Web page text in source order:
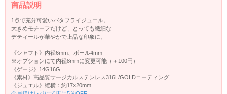
商品説明
1点で充分可愛いバタフライジュエル。
大きめモチーフだけど、とっても繊細な
デティールが華やかで上品な印象に。
《シャフト》内径6mm、ボール4mm
※オプションにて内径8mmに変更可能（＋100円）
《ゲージ》14G16G
《素材》高品質サージカルステンレス316L/GOLDコーティング
《ジュエル》縦横：約17×20mm